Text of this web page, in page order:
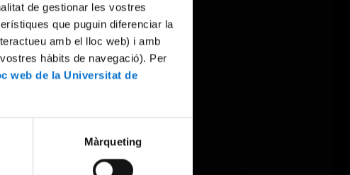
de gestionar les vostres
que puguin diferenciar la
amb el lloc web) i amb
hàbits de navegació). Per
web de la Universitat de
Màrqueting